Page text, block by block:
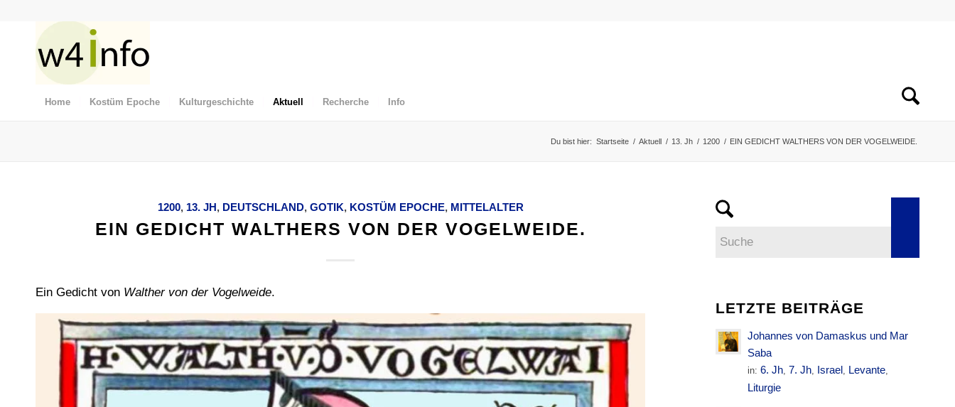
Home Kostüm Epoche Kulturgeschichte Aktuell Recherche Info
Du bist hier: Startseite / Aktuell / 13. Jh / 1200 / EIN GEDICHT WALTHERS VON DER VOGELWEIDE.
1200, 13. JH, DEUTSCHLAND, GOTIK, KOSTÜM EPOCHE, MITTELALTER
EIN GEDICHT WALTHERS VON DER VOGELWEIDE.
Ein Gedicht von Walther von der Vogelweide.
LETZTE BEITRÄGE
Johannes von Damaskus und Mar
Saba
in:6. Jh, 7. Jh, Israel, Levante,
Liturgie